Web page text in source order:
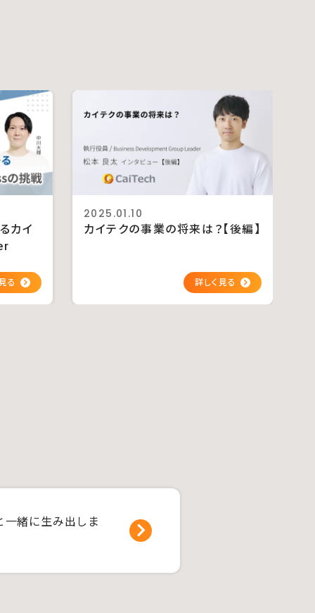
カイ
2025.01.10
カイテクの事業の将来は？【後編】
緒に生み出しま